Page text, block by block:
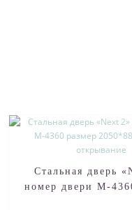
Стальная дверь
номер двери М-